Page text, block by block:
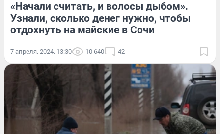
«Начали считать, и волосы дыбом».
Узнали, сколько денег нужно, чтобы
отдохнуть на майские в Сочи
7 апреля, 2024, 13:30 10 640 42